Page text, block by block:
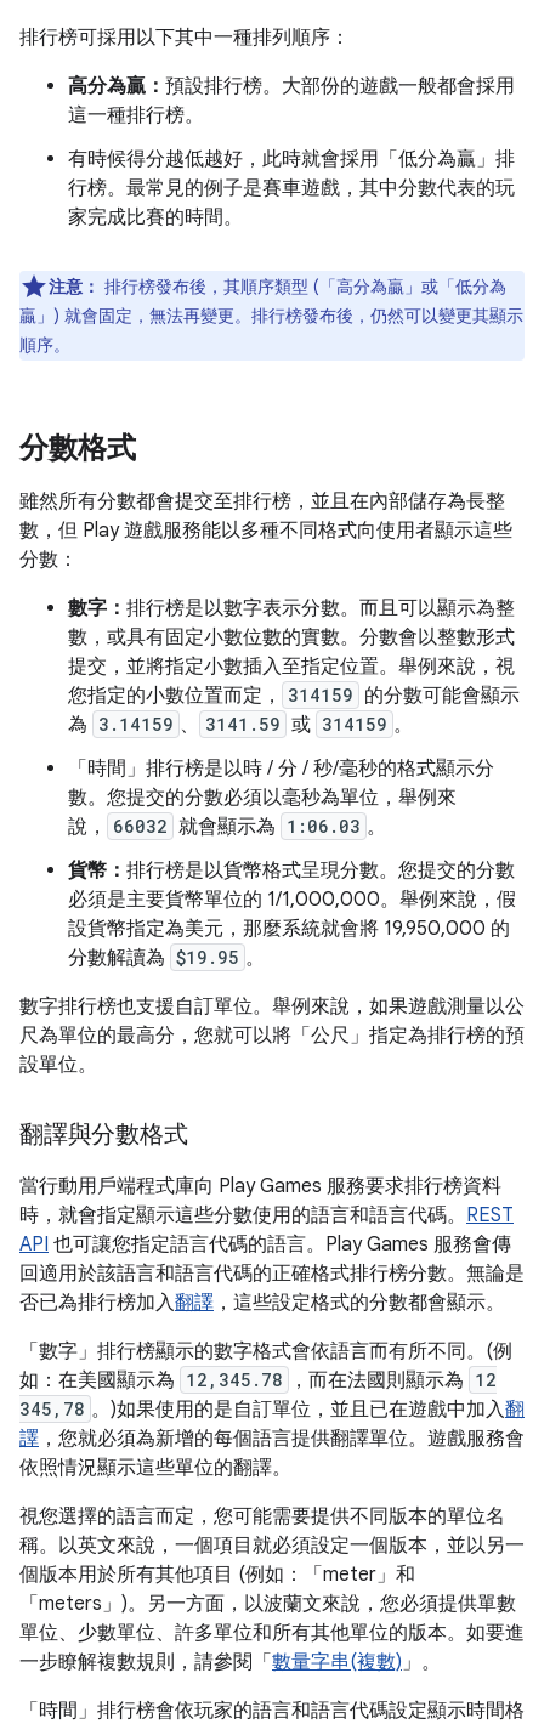
排行榜可採用以下其中一種排列順序：
高分為贏： 預設排行榜。大部份的遊戲一般都會採用
這一種排行榜。
有時候得分越低越好，此時就會採用「低分為贏」 排
行榜。最常見的例子是賽車遊戲，其中分數代表的玩
家完成比賽的時間。
注意： 排行榜發布後，其順序類型 (「高分為贏」或「低分為
贏」) 就會固定，無法再變更。排行榜發布後，仍然可以變更其顯示
順序。
分數格式
雖然所有分數都會提交至排行榜，並且在內部儲存為長整
數，但 Play 遊戲服務能以多種不同格式向使用者顯示這些
分數：
數字： 排行榜是以數字表示分數。而且可以顯示為整
數，或具有固定小數位數的實數。分數會以整數形式
提交，並將指定小數插入至指定位置。舉例來說，視
您指定的小數位置而定，
314159 的分數可能會顯示
為 3.14159 、 3141.59 或 314159 。
「時間」 排行榜是以時 / 分 / 秒/毫秒的格式顯示分
數。您提交的分數必須以毫秒為單位，舉例來
說，
66032 就會顯示為 1:06.03 。
貨幣： 排行榜是以貨幣格式呈現分數。您提交的分數
必須是主要貨幣單位的 1/1,000,000。舉例來說，假
設貨幣指定為美元，那麼系統就會將 19,950,000 的
分數解讀為 $19.95 。
數字排行榜也支援自訂單位。舉例來說，如果遊戲測量以公
尺為單位的最高分，您就可以將「公尺」指定為排行榜的預
設單位。
翻譯與分數格式
當行動用戶端程式庫向 Play Games 服務要求排行榜資料
時，就會指定顯示這些分數使用的語言和語言代碼。 REST
API 也可讓您指定語言代碼的語言。Play Games 服務會傳
回適用於該語言和語言代碼的正確格式排行榜分數。無論是
否已為排行榜加入翻譯 ，這些設定格式的分數都會顯示。
「數字」 排行榜顯示的數字格式會依語言而有所不同。(例
如：在美國顯示為 12,345.78 ，而在法國則顯示為 12
345,78 。)如果使用的是自訂單位，並且已在遊戲中加入翻
譯 ，您就必須為新增的每個語言提供翻譯單位。遊戲服務會
依照情況顯示這些單位的翻譯。
視您選擇的語言而定，您可能需要提供不同版本的單位名
稱。以英文來說，一個項目就必須設定一個版本，並以另一
個版本用於所有其他項目 (例如：「meter」和
「meters」)。另一方面，以波蘭文來說，您必須提供單數
單位、少數單位、許多單位和所有其他單位的版本。如要進
一步瞭解複數規則，請參閱「 數量字串(複數)」。
「時間」 排行榜會依玩家的語言和語言代碼設定顯示時間格